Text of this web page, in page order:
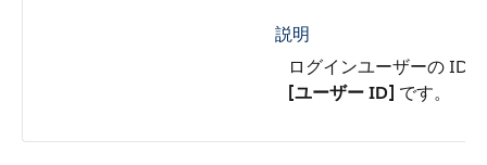
説明
ログインユーザーの ID
[ユーザー ID] です。